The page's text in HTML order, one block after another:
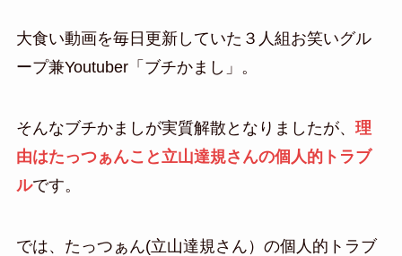
大食い動画を毎日更新していた３人組お笑いグル
ープ兼Youtuber「ブチかまし」。
そんなブチかましが実質解散となりましたが、 理
由はたっつぁんこと立山達規さんの個人的トラブ
ルです。
では、たっつぁん(立山達規さん）の個人的トラブ